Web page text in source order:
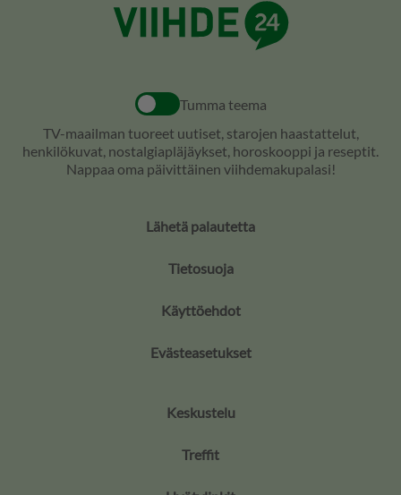
Tumma teema
TV-maailman tuoreet uutiset, starojen haastattelut,
henkilökuvat, nostalgiapläjäykset, horoskooppi ja reseptit.
Nappaa oma päivittäinen viihdemakupalasi!
Lähetä palautetta
Tietosuoja
Käyttöehdot
Evästeasetukset
Keskustelu
Treffit